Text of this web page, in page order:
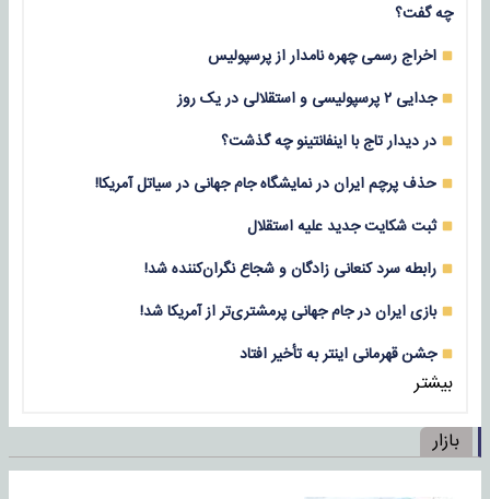
چه گفت؟
اخراج رسمی چهره نامدار از پرسپولیس
جدایی ۲ پرسپولیسی و استقلالی در یک روز
در دیدار تاج با اینفانتینو چه گذشت؟
حذف پرچم ایران در نمایشگاه جام جهانی در سیاتل آمریکا!
ثبت شکایت جدید علیه استقلال
رابطه سرد کنعانی زادگان و شجاع نگران‌کننده شد!
بازی‌ ایران در جام جهانی پرمشتری‌تر از آمریکا شد!
جشن قهرمانی اینتر به تأخیر افتاد
بیشتر
بازار